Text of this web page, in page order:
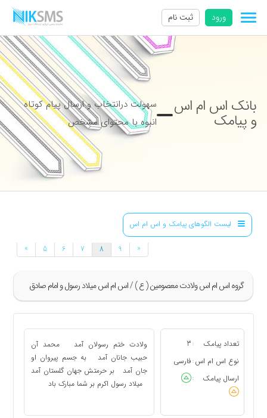
ورود ثبت نام
بانک اس ام اس
و پیامک
سهولت درانتخاب و ارسال پیام کوتاه
انبوه با محتوای مشخص
لیست الگوهای پیامک و اس ام اس
گروه اس ام اس ولادت معصومین ( ع ) / اس ام اس میلاد رسول و امام صادق
» 5 6 7 8 9 «
تعداد پیامک :
3
نوع اس ام اس : فارسی
ارسال پیامک
:
ولادت ختم رسولان آمد محمد آن
حبیب جانان آمد به جسم پیروان او
جان آمد بر حرمتش جهان گلستان آمد
میلاد رسول اکرم بر شما مبارک باد